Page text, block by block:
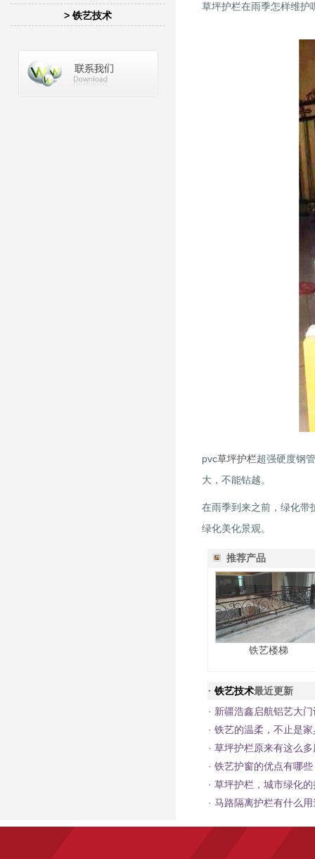
> 铁艺技术
草坪护栏在雨季怎样维护
pvc草坪护栏超强硬度钢
大，不能钻越。
在雨季到来之前，绿化带
绿化美化景观。
推荐产品
铁艺楼梯
· 铁艺技术最近更新
· 新疆浩鑫启航铝艺大
· 铁艺的温柔，不止是
· 草坪护栏原来有这么
· 铁艺护窗的优点有哪些
· 草坪护栏，城市绿化
· 马路隔离护栏有什么用